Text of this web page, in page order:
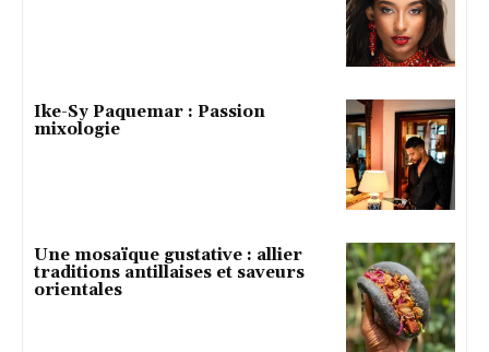
Ike-Sy Paquemar : Passion
mixologie
Une mosaïque gustative : allier
traditions antillaises et saveurs
orientales